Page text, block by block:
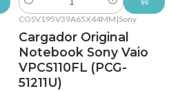
Cantidad
COSV195V39A65X44MM |Sony
Cargador Original
Notebook Sony Vaio
VPCS110FL (PCG-
51211U)